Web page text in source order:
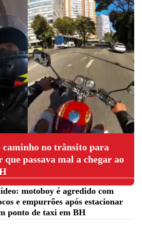
no trânsito para
passava mal a chegar ao
motoboy é agredido com
e empurrões após estacionar
ponto de taxi em BH